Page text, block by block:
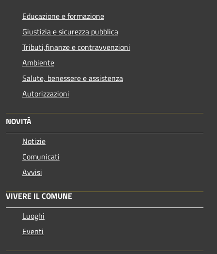
Educazione e formazione
Giustizia e sicurezza pubblica
Tributi,finanze e contravvenzioni
Ambiente
Salute, benessere e assistenza
Autorizzazioni
NOVITÀ
Notizie
Comunicati
Avvisi
VIVERE IL COMUNE
Luoghi
Eventi